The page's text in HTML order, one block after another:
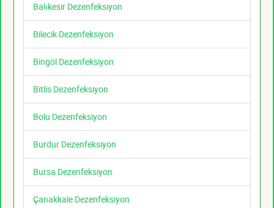
Balıkesir Dezenfeksiyon
Bilecik Dezenfeksiyon
Bingöl Dezenfeksiyon
Bitlis Dezenfeksiyon
Bolu Dezenfeksiyon
Burdur Dezenfeksiyon
Bursa Dezenfeksiyon
Çanakkale Dezenfeksiyon